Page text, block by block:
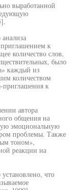
выработанной
к
количество слов,
было
каждый из
количеством
приглашения к
автора
общения на
эмоциональную
проблемы. Также
тоном»,
реакции на
что